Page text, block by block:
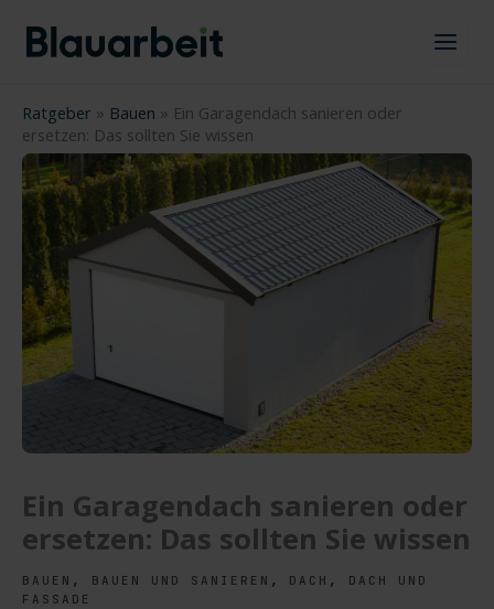
Inhalt
springen
Ratgeber » Bauen » Ein Garagendach sanieren oder
ersetzen: Das sollten Sie wissen
Ein Garagendach sanieren oder
ersetzen: Das sollten Sie wissen
BAUEN , BAUEN UND SANIEREN , DACH ,
DACH UND
FASSADE